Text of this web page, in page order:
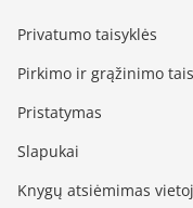
Privatumo taisyklės
Pirkimo ir grąžinimo
Pristatymas
Slapukai
Knygų atsiėmimas